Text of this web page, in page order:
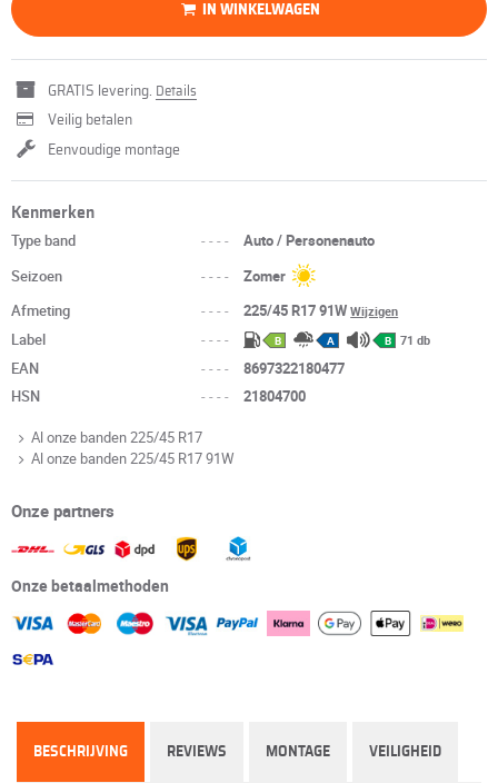
IN WINKELWAGEN
GRATIS levering. Details
Veilig betalen
Eenvoudige montage
Kenmerken
Type band ----
Auto / Personenauto
Seizoen
----
Zomer
Afmeting
---- 225/45 R17 91WWijzigen
Label ---- B A B 71 db
EAN ----
8697322180477
HSN
---- 21804700
Al onze banden 225/45 R17
Al onze banden 225/45 R17 91W
Onze partners
Onze betaalmethoden
BESCHRIJVING REVIEWS MONTAGE VEILIGHEID